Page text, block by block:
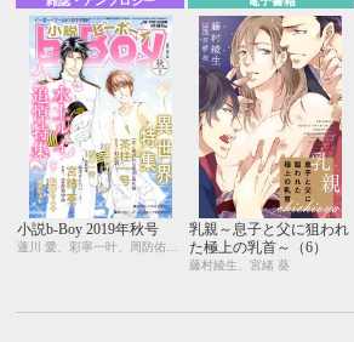
小説b-Boy 2019年秋号
乳親～息子と父に狙われ
た極上の乳首～（6）
藤村綾生、宮緒 葵